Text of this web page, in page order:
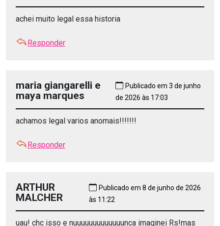
achei muito legal essa historia
Responder
maria giangarelli e
maya marques
Publicado em 3 de junho
de 2026 às 17:03
achamos legal varios anomais!!!!!!!
Responder
ARTHUR
MALCHER
Publicado em 8 de junho de 2026
às 11:22
uau! chc isso e nuuuuuuuuuuuuunca imaginei Rs!mas